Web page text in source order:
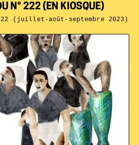
N° 222 (EN KIOSQUE)
(juillet-août-septembre 2023)